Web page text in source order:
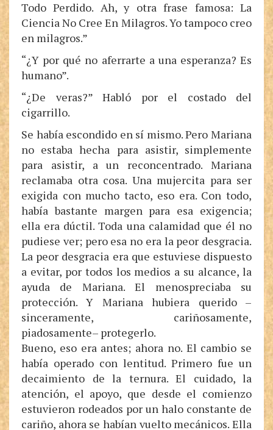
Todo Perdido. Ah, y otra frase famosa: La
Ciencia No Cree En Milagros. Yo tampoco creo
en milagros.”
“¿Y por qué no aferrarte a una esperanza? Es
humano”.
“¿De veras?” Habló por el costado del
cigarrillo.
Se había escondido en sí mismo. Pero Mariana
no estaba hecha para asistir, simplemente
para asistir, a un reconcentrado. Mariana
reclamaba otra cosa. Una mujercita para ser
exigida con mucho tacto, eso era. Con todo,
había bastante margen para esa exigencia;
ella era dúctil. Toda una calamidad que él no
pudiese ver; pero esa no era la peor desgracia.
La peor desgracia era que estuviese dispuesto
a evitar, por todos los medios a su alcance, la
ayuda de Mariana. El menospreciaba su
protección. Y Mariana hubiera querido –
sinceramente, cariñosamente,
piadosamente– protegerlo.
Bueno, eso era antes; ahora no. El cambio se
había operado con lentitud. Primero fue un
decaimiento de la ternura. El cuidado, la
atención, el apoyo, que desde el comienzo
estuvieron rodeados por un halo constante de
cariño, ahora se habían vuelto mecánicos. Ella